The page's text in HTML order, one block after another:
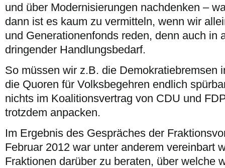
und über Modernisierungen nachdenken –
dann ist es kaum zu vermitteln, wenn wir
und Generationenfonds reden, denn auch in
dringender Handlungsbedarf.
So müssen wir z.B. die Demokratiebremsen
die Quoren für Volksbegehren endlich
nichts im Koalitionsvertrag von CDU und
trotzdem anpacken.
Im Ergebnis des Gespräches der
Februar 2012 war unter anderem vereinbart
Fraktionen darüber zu beraten, über welche